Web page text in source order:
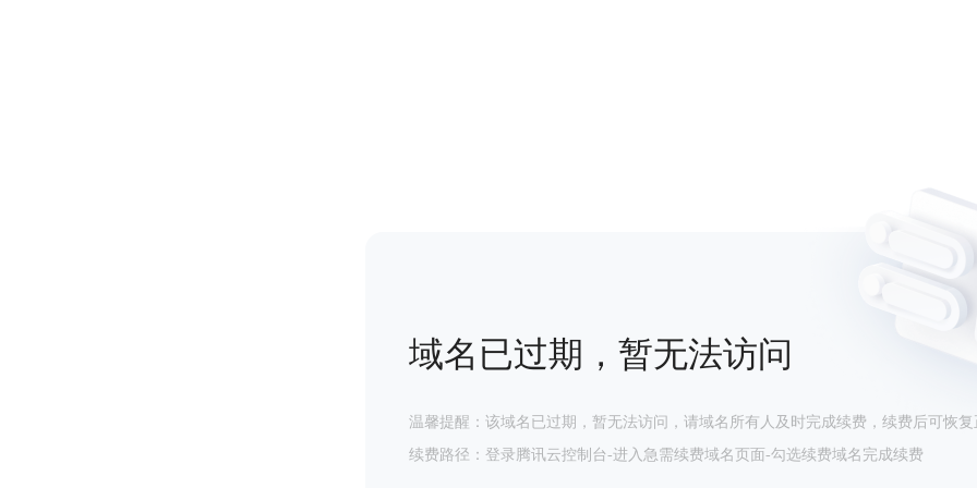
域名已过期，暂无法访问
温馨提醒：该域名已过期，暂无法访问，请域名所有人及时完成续费，续费后可恢复
续费路径：登录腾讯云控制台-进入急需续费域名页面-勾选续费域名完成续费